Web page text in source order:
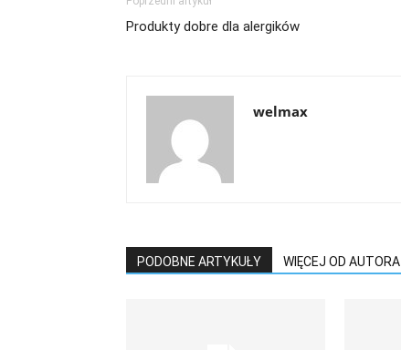
Produkty dobre dla alergików
welmax
PODOBNE ARTYKUŁY WIĘCEJ OD AUTORA